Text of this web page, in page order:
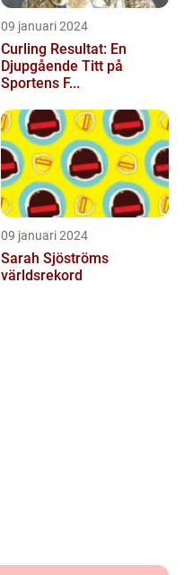
09 januari 2024
Curling Resultat: En
Djupgående Titt på
Sportens F...
09 januari 2024
Sarah Sjöströms
världsrekord